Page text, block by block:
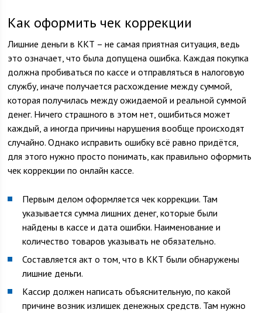
Как оформить чек коррекции
Лишние деньги в ККТ – не самая приятная ситуация, ведь
это означает, что была допущена ошибка. Каждая покупка
должна пробиваться по кассе и отправляться в налоговую
службу, иначе получается расхождение между суммой,
которая получилась между ожидаемой и реальной суммой
денег. Ничего страшного в этом нет, ошибиться может
каждый, а иногда причины нарушения вообще происходят
случайно. Однако исправить ошибку всё равно придётся,
для этого нужно просто понимать, как правильно оформить
чек коррекции по онлайн кассе.
Первым делом оформляется чек коррекции. Там
указывается сумма лишних денег, которые были
найдены в кассе и дата ошибки. Наименование и
количество товаров указывать не обязательно.
Составляется акт о том, что в ККТ были обнаружены
лишние деньги.
Кассир должен написать объяснительную, по какой
причине возник излишек денежных средств. Там нужно